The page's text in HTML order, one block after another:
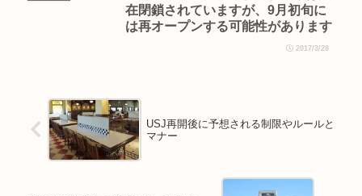
在閉鎖されていますが、9月初旬に
は再オープンする可能性があります
2017/3/28
USJ再開後に予想される制限やルールと
マナー